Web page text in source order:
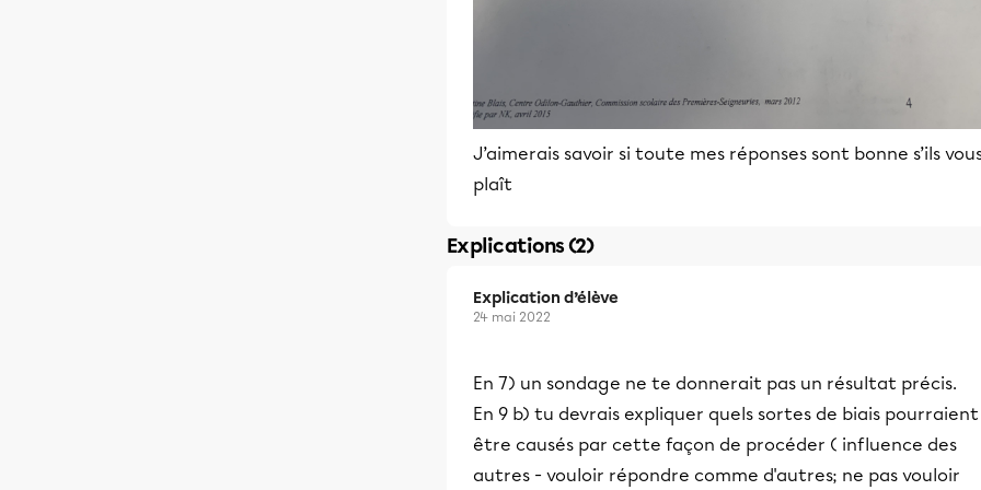
J’aimerais savoir si toute mes réponses sont bonne s’ils
plaît
Explications (2)
Explication d’élève
24 mai 2022
En 7) un sondage ne te donnerait pas un résultat précis.
En 9 b) tu devrais expliquer quels sortes de biais pourraient
être causés par cette façon de procéder ( influence des
autres - vouloir répondre comme d'autres; ne pas vouloir